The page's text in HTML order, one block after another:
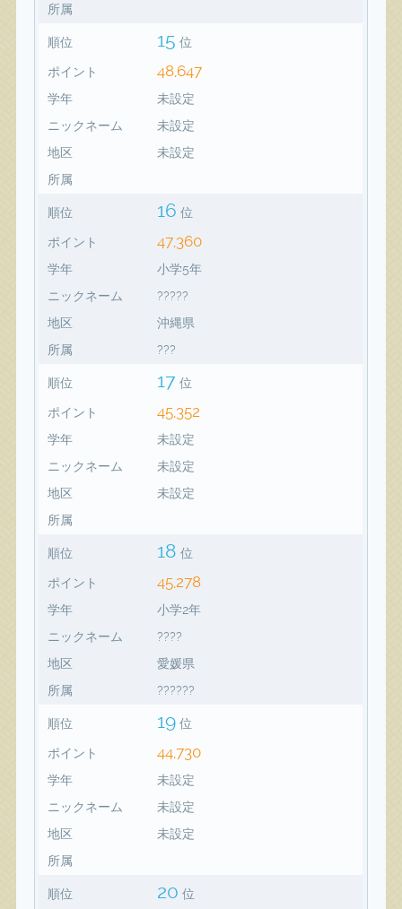
所属
順位 15 位
ポイント 48,647
学年
未設定
ニックネーム
未設定
地区
未設定
所属
順位 16 位
ポイント 47,360
学年
小学5年
ニックネーム
?????
地区
沖縄県
所属
???
順位 17 位
ポイント 45,352
学年
未設定
ニックネーム
未設定
地区
未設定
所属
順位 18 位
ポイント 45,278
学年
小学2年
ニックネーム
????
地区
愛媛県
所属
??????
順位 19 位
ポイント 44,730
学年
未設定
ニックネーム
未設定
地区
未設定
所属
順位 20 位